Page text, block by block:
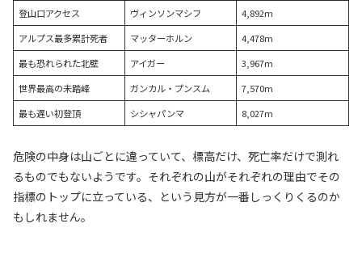
登山口アクセス
ヴィンソンマシフ
4,892m
アルプス最多累計死者
マッターホルン
4,478m
最も恐れられた北壁
アイガー
3,967m
世界最高の未踏峰
ガンカル・プンスム
7,570m
最も遅い初登頂
シシャパンマ 8,027m
危険の中身は山ごとに違っていて、標高だけ、死亡率だけで測れ
るものでもないようです。それぞれの山がそれぞれの理由でその
指標のトップに立っている、という見方が一番しっくりくるのか
もしれません。